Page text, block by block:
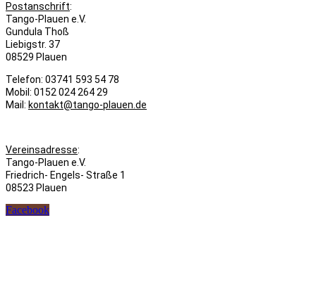
Postanschrift:
Tango-Plauen e.V.
Gundula Thoß
Liebigstr. 37
08529 Plauen
Telefon: 03741 593 54 78
Mobil: 0152 024 264 29
Mail: kontakt@tango-plauen.de
Vereinsadresse:
Tango-Plauen e.V.
Friedrich- Engels- Straße 1
08523 Plauen
Facebook